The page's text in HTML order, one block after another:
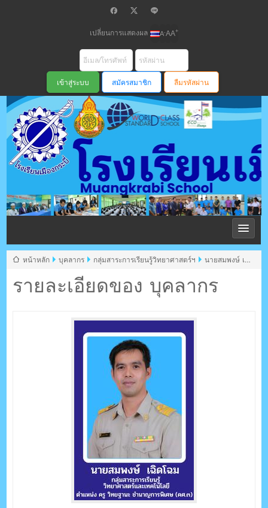
เปลี่ยนการแสดงผล A-AA+
สมัครสมาชิก ลืมรหัสผ่าน
โรงเรียนเมือง
กระบี่ สพม
ตรัง กระบี่
รายละเอียดของ บุคลากร
หน้าหลัก บุคลากร กลุ่มสาระการเรียนรู้วิทยาศาสตร์ฯ
นายสมพงษ์ เฉิด